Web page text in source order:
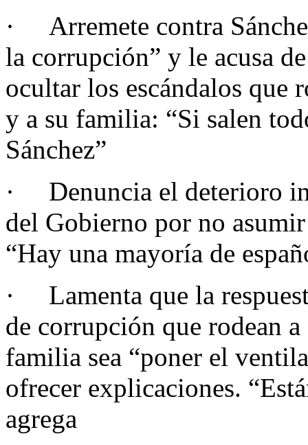
· Arremete contra
la corrupción” y le acusa
ocultar los escándalos que
y a su familia: “Si salen
Sánchez”
· Denuncia el deterioro
del Gobierno por no
“Hay una mayoría de
· Lamenta que la
de corrupción que rodean
familia sea “poner el
ofrecer explicaciones.
agrega